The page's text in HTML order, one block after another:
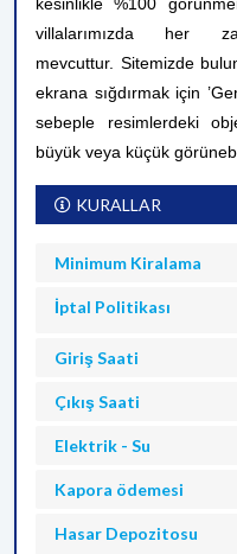
villalarımızda her
mevcuttur. Sitemizde
ekrana sığdırmak için
sebeple resimlerdeki
büyük veya küçük
KURALLAR
Minimum Kiralama
İptal Politikası
Giriş Saati
Çıkış Saati
Elektrik - Su
Kapora ödemesi
Hasar Depozitosu